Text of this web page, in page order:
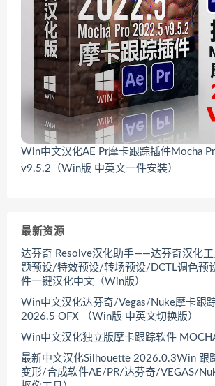
Win中文汉化AE Pr摩卡跟踪插件Mocha
v9.5.2（Win版 中英文一件安装）
最新资源
达芬奇 Resolve汉化助手——达芬奇汉化
题预设/特效预设/转场预设/DCTL调色预
件一键汉化中文（Win版）
Win中文汉化达芬奇/Vegas/Nuke摩卡跟
2026.5 OFX （Win版 中英文切换版）
Win中文汉化独立版摩卡跟踪软件
最新中文汉化Silhouette 2026.0.3Win
变形/合成软件AE/PR/达芬奇/VEGAS/